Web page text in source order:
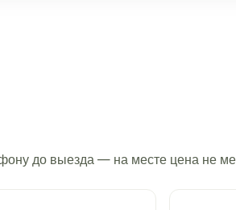
до выезда — на месте цена не